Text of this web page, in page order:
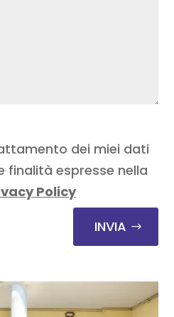
dei miei dati
finalità espresse nella
Policy
INVIA